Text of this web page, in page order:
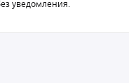
уведомления.